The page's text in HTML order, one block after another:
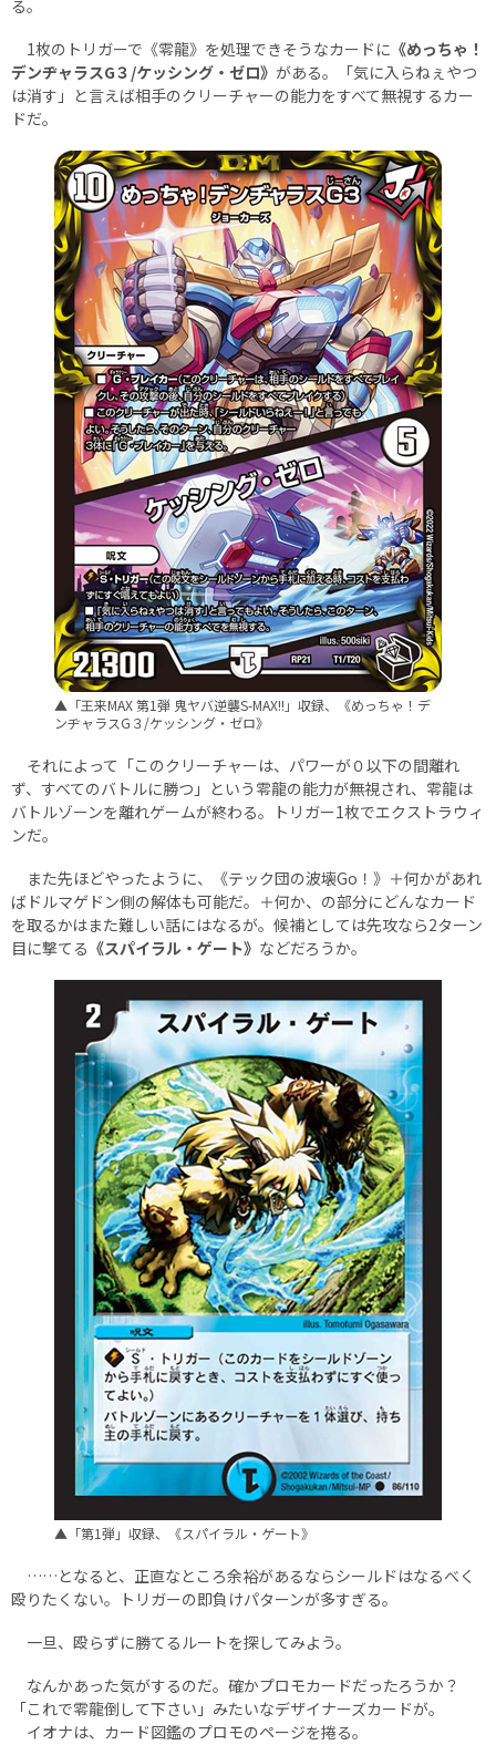
る。
1枚のトリガーで《零龍》を処理できそうなカードに 《めっちゃ！
デンヂャラスG３/ケッシング・ゼロ》 がある。「気に入らねぇやつ
は消す」と言えば相手のクリーチャーの能力をすべて無視するカー
ドだ。
▲「王来MAX 第1弾 鬼ヤバ逆襲S-MAX!!」収録、《めっちゃ！デ
ンヂャラスG３/ケッシング・ゼロ》
それによって「このクリーチャーは、パワーが０以下の間離れ
ず、すべてのバトルに勝つ」という零龍の能力が無視され、零龍は
バトルゾーンを離れゲームが終わる。トリガー1枚でエクストラウィ
ンだ。
また先ほどやったように、《テック団の波壊Go！》＋何かがあれ
ばドルマゲドン側の解体も可能だ。＋何か、の部分にどんなカード
を取るかはまた難しい話にはなるが。候補としては先攻なら2ターン
目に撃てる 《スパイラル・ゲート》 などだろうか。
▲「第1弾」収録、《スパイラル・ゲート》
……となると、正直なところ余裕があるならシールドはなるべく
殴りたくない。トリガーの即負けパターンが多すぎる。
一旦、殴らずに勝てるルートを探してみよう。
なんかあった気がするのだ。確かプロモカードだったろうか？
「これで零龍倒して下さい」みたいなデザイナーズカードが。
イオナは、カード図鑑のプロモのページを捲る。